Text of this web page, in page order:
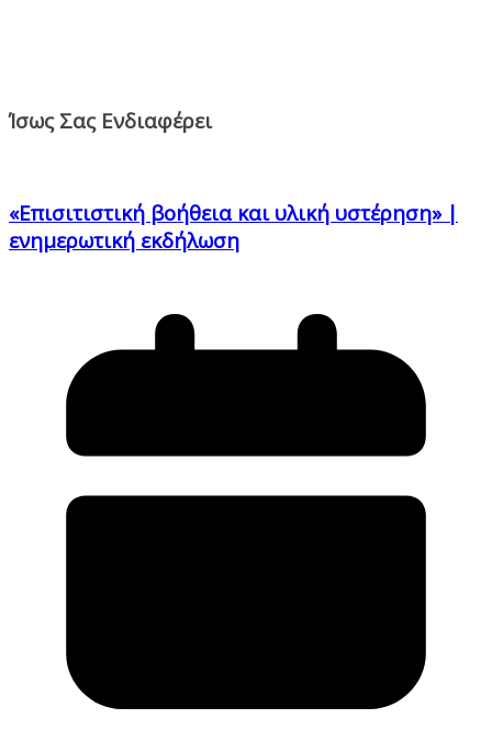
Ίσως Σας Ενδιαφέρει
«Επισιτιστική βοήθεια και υλική υστέρηση» |
ενημερωτική εκδήλωση